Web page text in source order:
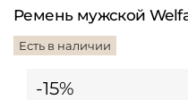
Ремень мужской
Есть в наличии
-15%